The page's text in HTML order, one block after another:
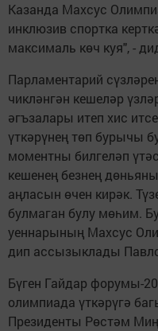
Казанда Махсус
инклюзив спортка
максималь көч куя", -
Парламентарий
чикләнгән кешеләр
әгъзалары итеп хис
үткәрүнең төп бурычы
моментны билгеләп
кешенең безнең
аңласын өчен кирәк.
булмаган булу мөһим.
уеннарының Махсус
дип ассызыклады
Бүген Гайдар форумы-
олимпиада үткәрүгә
Президенты Рөстәм